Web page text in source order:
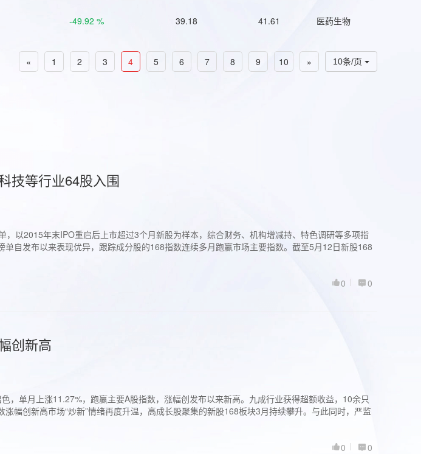
-49.92 % 39.18 41.61 医药生物
10条/页
« 1 2 3 4 5 6 7 8 9 10 »
技等行业64股入围
，以2015年末IPO重启后上市超过3个月新股为样本，综合财务、机构增减持、特色调研等多项指
自发布以来表现优异，跟踪成分股的168指数连续多月跑赢市场主要指数。截至5月12日新股168
0
0
创新高
，单月上涨11.27%，跑赢主要A股指数，涨幅创发布以来新高。九成行业获得超额收益，10余只
幅创新高市场“炒新”情绪再度升温，高成长股聚集的新股168板块3月持续攀升。与此同时，严监
0
0